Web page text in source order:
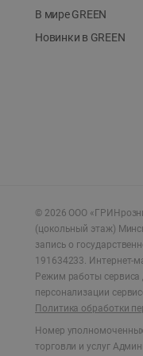
В мире GREEN
Новинки в GREEN
© 2026 ООО
(цокольный этаж)
запись о
191634233. Интернет-
Режим работы сервиса
персонализации
Политика обработки
Номер
торговли и услуг